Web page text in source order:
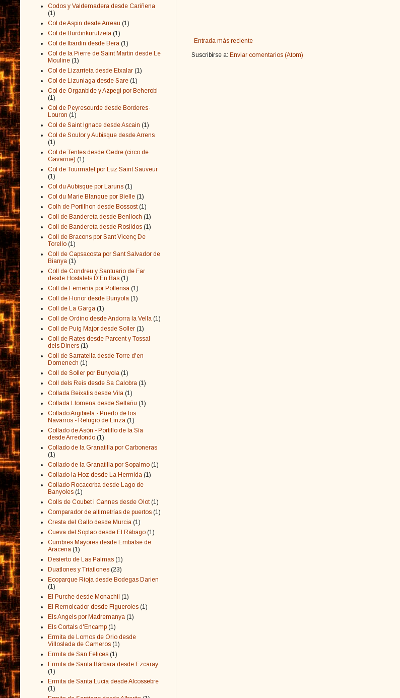
Entrada más reciente
Suscribirse a: Enviar comentarios (Atom)
Codos y Valdemadera desde Cariñena
(1)
Col de Aspin desde Arreau (1)
Col de Burdinkurutzeta (1)
Col de Ibardin desde Bera (1)
Col de la Pierre de Saint Martin desde Le
Mouline (1)
Col de Lizarrieta desde Etxalar (1)
Col de Lizuniaga desde Sare (1)
Col de Organbide y Azpegi por Beherobi
(1)
Col de Peyresourde desde Borderes-
Louron (1)
Col de Saint Ignace desde Ascain (1)
Col de Soulor y Aubisque desde Arrens
(1)
Col de Tentes desde Gedre (circo de
Gavarnie) (1)
Col de Tourmalet por Luz Saint Sauveur
(1)
Col du Aubisque por Laruns (1)
Col du Marie Blanque por Bielle (1)
Colh de Portilhon desde Bossost (1)
Coll de Bandereta desde Benlloch (1)
Coll de Bandereta desde Rosildos (1)
Coll de Bracons por Sant Vicenç De
Torello (1)
Coll de Capsacosta por Sant Salvador de
Bianya (1)
Coll de Condreu y Santuario de Far
desde Hostalets D'En Bas (1)
Coll de Femenía por Pollensa (1)
Coll de Honor desde Bunyola (1)
Coll de La Garga (1)
Coll de Ordino desde Andorra la Vella (1)
Coll de Puig Major desde Soller (1)
Coll de Rates desde Parcent y Tossal
dels Diners (1)
Coll de Sarratella desde Torre d'en
Domenech (1)
Coll de Soller por Bunyola (1)
Coll dels Reis desde Sa Calobra (1)
Collada Beixalis desde Vila (1)
Collada Llomena desde Sellañu (1)
Collado Argibiela - Puerto de los
Navarros - Refugio de Linza (1)
Collado de Asón - Portillo de la Sía
desde Arredondo (1)
Collado de la Granatilla por Carboneras
(1)
Collado de la Granatilla por Sopalmo (1)
Collado la Hoz desde La Hermida (1)
Collado Rocacorba desde Lago de
Banyoles (1)
Colls de Coubet i Cannes desde Olot (1)
Comparador de altimetrías de puertos (1)
Cresta del Gallo desde Murcia (1)
Cueva del Soplao desde El Rábago (1)
Cumbres Mayores desde Embalse de
Aracena (1)
Desierto de Las Palmas (1)
Duatlones y Triatlones (23)
Ecoparque Rioja desde Bodegas Darien
(1)
El Purche desde Monachil (1)
El Remolcador desde Figueroles (1)
Els Angels por Madremanya (1)
Els Cortals d'Encamp (1)
Ermita de Lomos de Orio desde
Villoslada de Cameros (1)
Ermita de San Felices (1)
Ermita de Santa Bárbara desde Ezcaray
(1)
Ermita de Santa Lucía desde Alcossebre
(1)